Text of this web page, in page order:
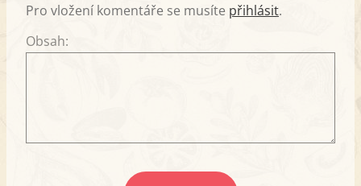
Pro vložení komentáře se musíte přihlásit.
Obsah: